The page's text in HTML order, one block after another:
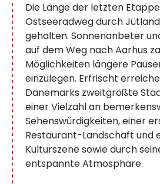
Die Länge der letzten
Ostseeradweg durch
gehalten. Sonnenanbeter
auf dem Weg nach Aarhus
Möglichkeiten längere
einzulegen. Erfrischt
Dänemarks zweitgrößte
einer Vielzahl an
Sehenswürdigkeiten, einer
Restaurant-Landschaft und
Kulturszene sowie durch
entspannte Atmosphäre.